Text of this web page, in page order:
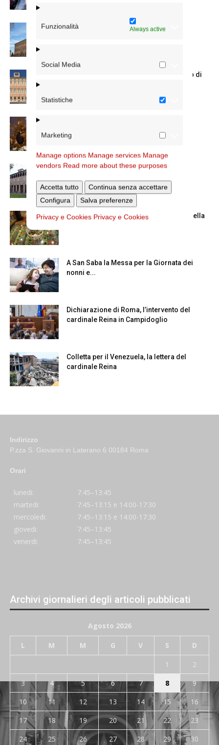
Funzionalità Always active
Social Media
Statistiche
Marketing
Manage options Manage services Manage
vendors Read more about these purposes
Accetta tutto
Continua senza accettare
Configura
Salva preferenze
Privacy e Cookies Privacy e Cookies
Nuove nomine nella diocesi di Roma
Chiusura estiva degli Uffici del Vicariato di
La Giornata mondiale dei nonni e degli
Azzardo: a Termini il centro d’ascolto della
A San Saba la Messa per la Giornata dei
nonni e...
Dichiarazione di Roma, l’intervento del
cardinale Reina in Campidoglio
Colletta per il Venezuela, la lettera del
cardinale Reina
Indirizzo
P.zza S. Giovanni in Laterano 6 00184 Roma
Orari
lunedi:
7:45–13:45
martedi:
7:45–13:15 e 14:00-17:30
mercoledi:
7:45–13:15 e 14:00-17:30
giovedi:
7:45–13:45
venerdi:
7:45–13:45
Archivi giornalieri degli articoli pubblicati
Agosto 2026
L M M G V S D
1
2
3
4 5 6 7 8
9
10
11 12 13 14 15
16
17
18 19 20 21 22
23
24
25 26 27 28 29 30